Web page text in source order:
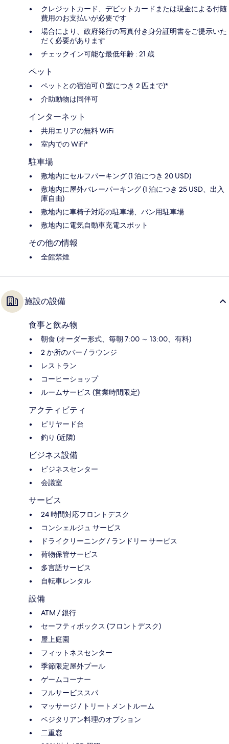
クレジットカード、デビットカードまたは現金による付随
費用のお支払いが必要です
場合により、政府発行の写真付き身分証明書をご提示いた
だく必要があります
チェックイン可能な最低年齢 : 21 歳
ペット
ペットとの宿泊可 (1 室につき 2 匹まで)*
介助動物は同伴可
インターネット
共用エリアの無料 WiFi
室内での WiFi*
駐車場
敷地内にセルフパーキング (1 泊につき 20 USD)
敷地内に屋外バレーパーキング (1 泊につき 25 USD、出入
庫自由)
敷地内に車椅子対応の駐車場、バン用駐車場
敷地内に電気自動車充電スポット
その他の情報
全館禁煙
施設の設備
食事と飲み物
朝食 (オーダー形式、毎朝 7:00 ～ 13:00、有料)
2 か所のバー / ラウンジ
レストラン
コーヒーショップ
ルームサービス (営業時間限定)
アクティビティ
ビリヤード台
釣り (近隣)
ビジネス設備
ビジネスセンター
会議室
サービス
24 時間対応フロントデスク
コンシェルジュ サービス
ドライクリーニング / ランドリー サービス
荷物保管サービス
多言語サービス
自転車レンタル
設備
ATM / 銀行
セーフティボックス (フロントデスク)
屋上庭園
フィットネスセンター
季節限定屋外プール
ゲームコーナー
フルサービススパ
マッサージ / トリートメントルーム
ベジタリアン料理のオプション
二重窓